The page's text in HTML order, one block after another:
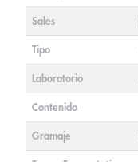
Sales
Tipo
Laboratorio
Contenido
Gramaje